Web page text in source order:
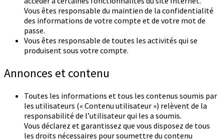
Vous êtes responsable du maintien de la confidentialité
des informations de votre compte et de votre mot de
passe.
Vous êtes responsable de toutes les activités qui se
produisent sous votre compte.
Annonces et contenu
Toutes les informations et tous les contenus soumis par
les utilisateurs (« Contenu utilisateur ») relèvent de la
responsabilité de l’utilisateur qui les a soumis.
Vous déclarez et garantissez que vous disposez de tous
les droits nécessaires pour soumettre du contenu